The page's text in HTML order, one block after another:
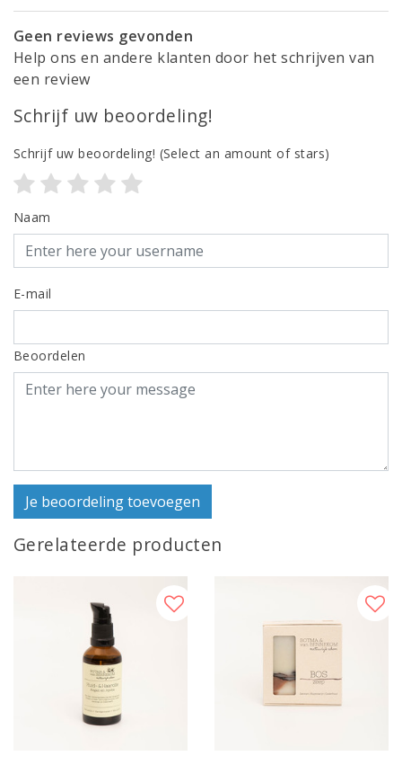
Geen reviews gevonden
Help ons en andere klanten door het schrijven van
een review
Schrijf uw beoordeling!
Schrijf uw beoordeling! (Select an amount of stars)
Naam
E-mail
Beoordelen
Je beoordeling toevoegen
Gerelateerde producten